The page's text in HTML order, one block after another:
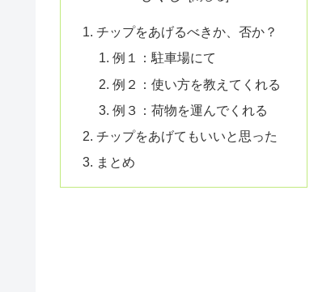
チップをあげるべきか、否か？
例１：駐車場にて
例２：使い方を教えてくれる
例３：荷物を運んでくれる
チップをあげてもいいと思った
まとめ